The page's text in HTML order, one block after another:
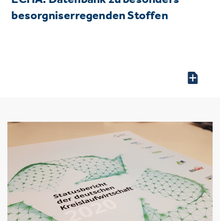
besorgniserregenden Stoffen